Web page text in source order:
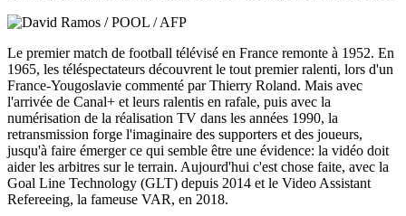
Le premier match de football télévisé en France remonte à 1952. En
1965, les téléspectateurs découvrent le tout premier ralenti, lors d'un
France-Yougoslavie commenté par Thierry Roland. Mais avec
l'arrivée de Canal+ et leurs ralentis en rafale, puis avec la
numérisation de la réalisation TV dans les années 1990, la
retransmission forge l'imaginaire des supporters et des joueurs,
jusqu'à faire émerger ce qui semble être une évidence: la vidéo doit
aider les arbitres sur le terrain. Aujourd'hui c'est chose faite, avec la
Goal Line Technology (GLT) depuis 2014 et le Video Assistant
Refereeing, la fameuse VAR, en 2018.